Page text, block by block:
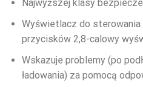
Najwyższej klasy
Wyświetlacz do
przycisków 2,8-calowy
Wskazuje problemy (po
ładowania) za pomocą